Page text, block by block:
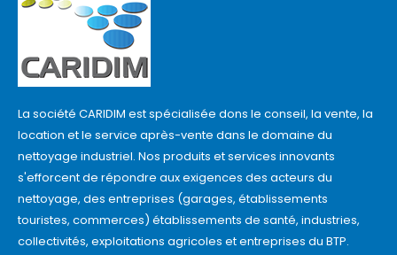
La société CARIDIM est spécialisée dons le conseil, la vente, la
location et le service après-vente dans le domaine du
nettoyage industriel. Nos produits et services innovants
s'efforcent de répondre aux exigences des acteurs du
nettoyage, des entreprises (garages, établissements
touristes, commerces) établissements de santé, industries,
collectivités, exploitations agricoles et entreprises du BTP.